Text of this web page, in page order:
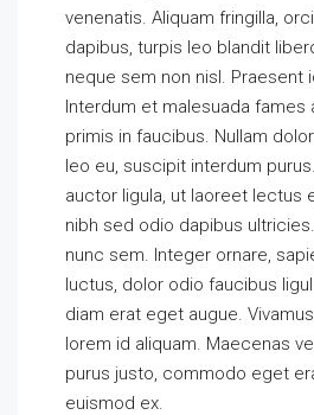
venenatis. Aliquam fringilla,
dapibus, turpis leo blandit
neque sem non nisl. Praesent
Interdum et malesuada fames
primis in faucibus. Nullam
leo eu, suscipit interdum
auctor ligula, ut laoreet lectus
nibh sed odio dapibus
nunc sem. Integer ornare,
luctus, dolor odio faucibus
diam erat eget augue.
lorem id aliquam. Maecenas
purus justo, commodo eget
euismod ex.